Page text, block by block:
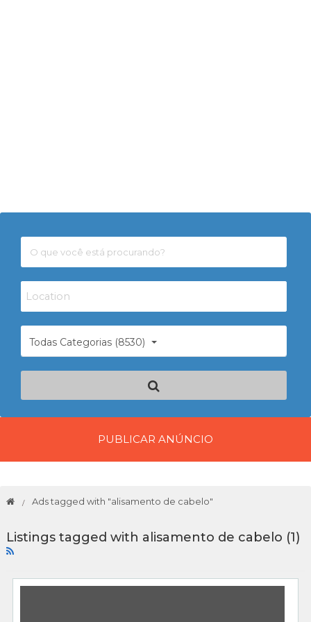
Todas Categorias (8530)
PUBLICAR ANÚNCIO
Ads tagged with "alisamento de cabelo"
Listings tagged with alisamento de cabelo (1)